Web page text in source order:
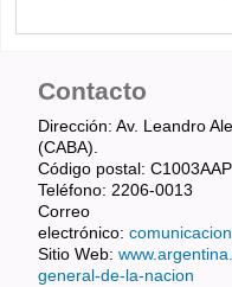
Contacto
Dirección: Av. Leandro
(CABA).
Código postal: C1003AAP
Teléfono: 2206-0013
Correo
electrónico:
Sitio Web:
general-de-la-nacion